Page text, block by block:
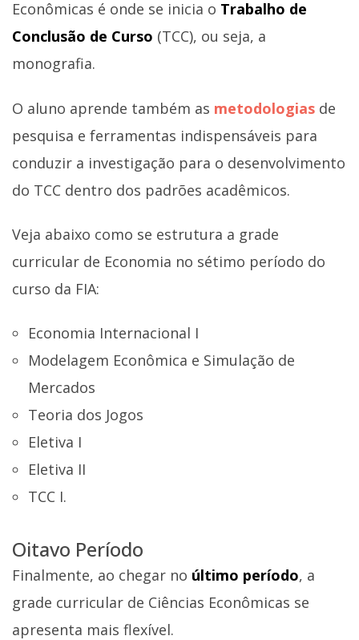
Econômicas é onde se inicia o Trabalho de
Conclusão de Curso (TCC), ou seja, a
monografia.
O aluno aprende também as metodologias de
pesquisa e ferramentas indispensáveis para
conduzir a investigação para o desenvolvimento
do TCC dentro dos padrões acadêmicos.
Veja abaixo como se estrutura a grade
curricular de Economia no sétimo período do
curso da FIA:
Economia Internacional I
Modelagem Econômica e Simulação de
Mercados
Teoria dos Jogos
Eletiva I
Eletiva II
TCC I.
Oitavo Período
Finalmente, ao chegar no último período, a
grade curricular de Ciências Econômicas se
apresenta mais flexível.